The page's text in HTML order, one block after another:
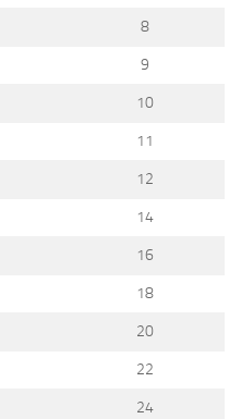
8
9
10
11
12
14
16
18
20
22
24